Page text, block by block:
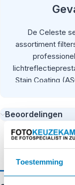
Toestemming
De Celeste
assortiment
Stain Coating
de
geen
Beoordelingen